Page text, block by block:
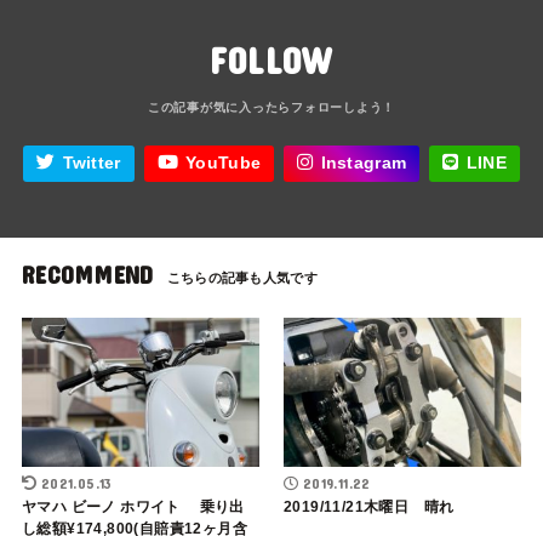
FOLLOW
Twitter YouTube Instagram LINE
RECOMMEND
2021.05.13
ヤマハ ビーノ ホワイト 乗り出
し総額¥174,800(自賠責12ヶ月含
2019.11.22
2019/11/21木曜日 晴れ